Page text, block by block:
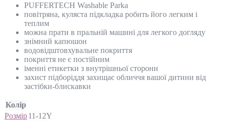
PUFFERTECH Washable Parka
повітряна, куляста підкладка робить його легким і
теплим
можна прати в пральній машині для легкого догляду
знімний капюшон
водовідштовхувальне покриття
покриття не є постійним
іменні етикетки з внутрішньої сторони
захист підборіддя захищає обличчя вашої дитини від
застібки-блискавки
Колір
Розмір11-12Y